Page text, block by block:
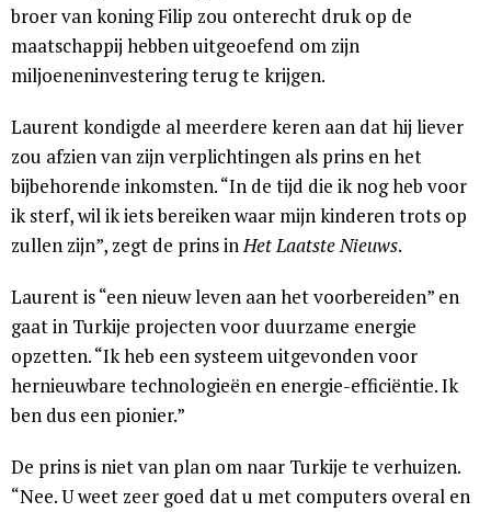
broer van koning Filip zou onterecht druk op de
maatschappij hebben uitgeoefend om zijn
miljoeneninvestering terug te krijgen.
Laurent kondigde al meerdere keren aan dat hij liever
zou afzien van zijn verplichtingen als prins en het
bijbehorende inkomsten. “In de tijd die ik nog heb voor
ik sterf, wil ik iets bereiken waar mijn kinderen trots op
zullen zijn”, zegt de prins inHet Laatste Nieuws.
Laurent is “een nieuw leven aan het voorbereiden” en
gaat in Turkije projecten voor duurzame energie
opzetten. “Ik heb een systeem uitgevonden voor
hernieuwbare technologieën en energie-efficiëntie. Ik
ben dus een pionier.”
De prins is niet van plan om naar Turkije te verhuizen.
“Nee. U weet zeer goed dat u met computers overal en